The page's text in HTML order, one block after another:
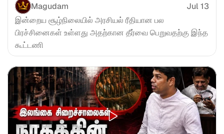
Magudam
Jul 13
இன்றைய சூழ்நிலையில் அரசியல் ரீதியான பல
பிரச்சினைகள் உள்ளது அதற்கான தீர்வை பெறுவதற்கு இந்த
கூட்டணி